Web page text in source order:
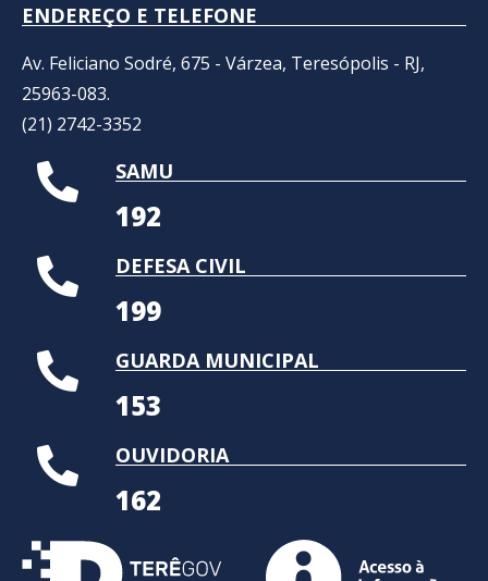
ENDEREÇO E TELEFONE
Av. Feliciano Sodré, 675 - Várzea, Teresópolis - RJ,
25963-083.
(21) 2742-3352​
SAMU
192
DEFESA CIVIL
199
GUARDA MUNICIPAL
153
OUVIDORIA
162